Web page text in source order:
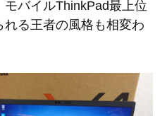
モバイルThinkPad最上位
る王者の風格も相変わ